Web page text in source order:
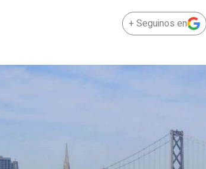
+ Seguinos en